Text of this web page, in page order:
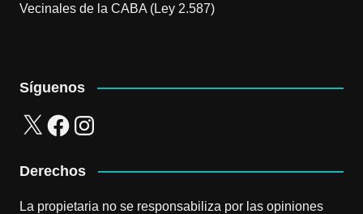
Vecinales de la CABA (Ley 2.587)
Síguenos
X FacebookInstagram
Derechos
La propietaria no se responsabiliza por las opiniones